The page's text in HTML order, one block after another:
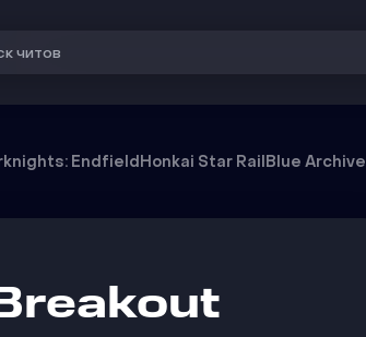
читов
EndfieldHonkai Star RailBlue Archive